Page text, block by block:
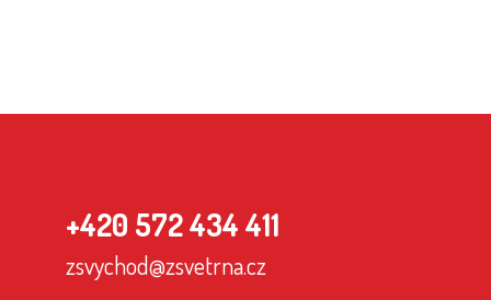
+420 572 434 411
zsvychod@zsvetrna.cz